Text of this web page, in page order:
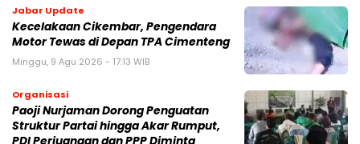
Jabar Update
Kecelakaan Cikembar, Pengendara
Motor Tewas di Depan TPA Cimenteng
Minggu, 9 Agu 2026 - 17:13 WIB
Organisasi
Paoji Nurjaman Dorong Penguatan
Struktur Partai hingga Akar Rumput,